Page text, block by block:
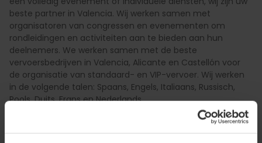
beste partner in Valencia. Wij werken samen met
organisatoren van congressen en evenementen om
rondleidingen en activiteiten aan te bieden aan hun
deelnemers. We werken samen met de beste
vervoersbedrijven in Valencia, Alicante en Castellón voor
de organisatie van standaard- en VIP-vervoer. Wij werken
in de volgende talen: Spaans, Engels, Italiaans, Russisch,
Pools, Duits, Frans en Nederlands.